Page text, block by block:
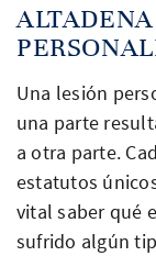
Una lesión
una parte
a otra parte.
estatutos
vital saber qué
sufrido algún